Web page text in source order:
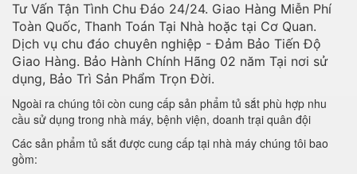
Tư Vấn Tận Tình Chu Đáo 24/24. Giao Hàng Miễn Phí
Toàn Quốc, Thanh Toán Tại Nhà hoặc tại Cơ Quan.
Dịch vụ chu đáo chuyên nghiệp - Đảm Bảo Tiến Độ
Giao Hàng. Bảo Hành Chính Hãng 02 năm Tại nơi sử
dụng, Bảo Trì Sản Phẩm Trọn Đời.
Ngoài ra chúng tôi còn cung cấp sản phẩm tủ sắt phù hợp nhu
cầu sử dụng trong nhà máy, bệnh viện, doanh trại quân đội
Các sản phẩm tủ sắt được cung cấp tại nhà máy chúng tôi bao
gồm: